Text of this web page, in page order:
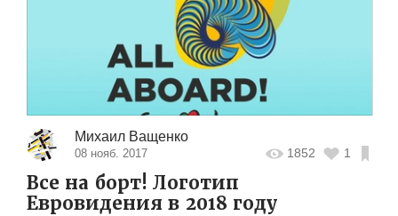
Михаил Ващенко
08 нояб. 2017 1852 1
Все на борт! Логотип
Евровидения в 2018 году